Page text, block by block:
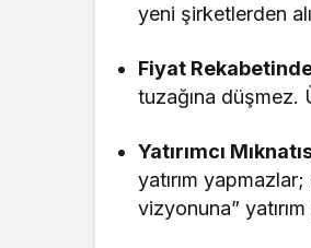
yeni şirketlerden
Fiyat
tuzağına düşmez.
Yatırımcı
yatırım
vizyonuna”